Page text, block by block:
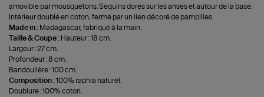
amovible par mousquetons. Sequins dorés sur les anses et autour de la base.
Intérieur doublé en coton, fermé par un lien décoré de pampilles.
Made in : Madagascar, fabriqué à la main.
Taille & Coupe : Hauteur : 18 cm.
Largeur : 27 cm.
Profondeur : 8 cm.
Bandoulière : 100 cm.
Composition :100% raphia naturel.
Doublure : 100% coton.